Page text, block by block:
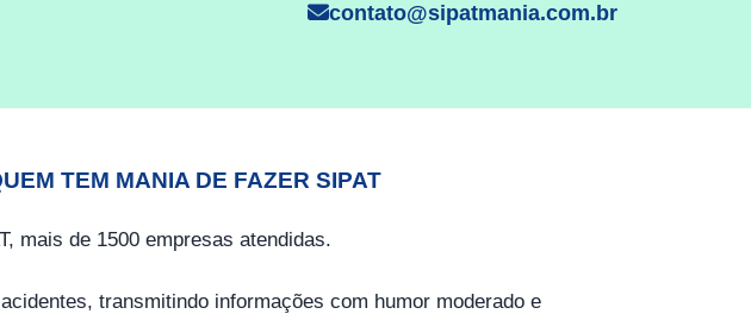
contato@sipatmania.com.br
TEM MANIA DE FAZER SIPAT
mais de 1500 empresas atendidas.
transmitindo informações com humor moderado e